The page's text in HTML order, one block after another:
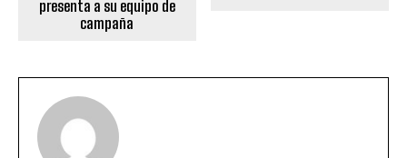
presenta a su equipo de
campaña